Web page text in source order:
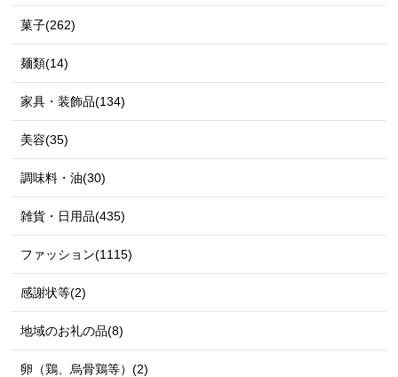
菓子(262)
麺類(14)
家具・装飾品(134)
美容(35)
調味料・油(30)
雑貨・日用品(435)
ファッション(1115)
感謝状等(2)
地域のお礼の品(8)
卵（鶏、烏骨鶏等）(2)